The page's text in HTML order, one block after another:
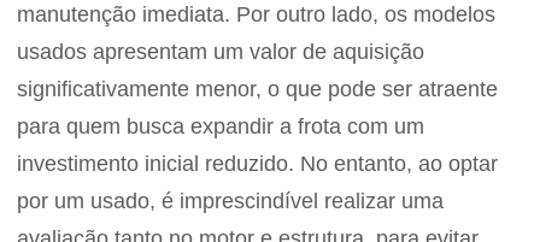
manutenção imediata. Por outro lado, os modelos
usados apresentam um valor de aquisição
significativamente menor, o que pode ser atraente
para quem busca expandir a frota com um
investimento inicial reduzido. No entanto, ao optar
por um usado, é imprescindível realizar uma